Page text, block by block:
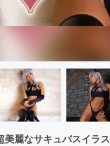
麗なサキュバスイラ